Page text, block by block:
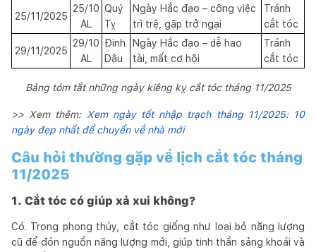
25/11/2025
25/10
AL
Quý
Tỵ
Ngày Hắc đạo – công việc
trì trệ, gặp trở ngại
Tránh
cắt tóc
29/11/2025
29/10
AL
Đinh
Dậu
Ngày Hắc đạo – dễ hao
tài, mất cơ hội
Tránh
cắt tóc
Bảng tóm tắt những ngày kiêng kỵ cắt tóc tháng 11/2025
>> Xem thêm: Xem ngày tốt nhập trạch tháng 11/2025: 10
ngày đẹp nhất để chuyển về nhà mới
Câu hỏi thường gặp về lịch cắt tóc tháng
11/2025
1. Cắt tóc có giúp xả xui không?
Có. Trong phong thủy, cắt tóc giống như loại bỏ năng lượng
cũ để đón nguồn năng lượng mới, giúp tinh thần sảng khoái và